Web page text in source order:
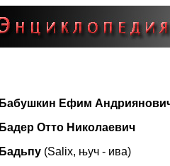
Бабушкин Ефим
Бадер Отто Николаевич
Бадьпу (Salix, њуч - ива)